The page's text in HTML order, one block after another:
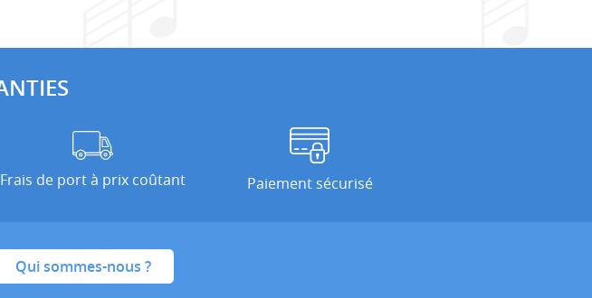
Frais de port à prix coûtant Paiement sécurisé
Qui sommes-nous ?